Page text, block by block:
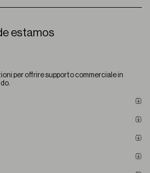
estamos
per offrire supporto commerciale in
A Sionlla, 15702 Santiago de Compostela
Rego 633, 4470-330 Maia